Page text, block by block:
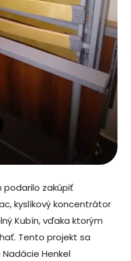
podarilo zakúpiť
kyslíkový koncentrátor
Kubín, vďaka ktorým
Tento projekt sa
Henkel